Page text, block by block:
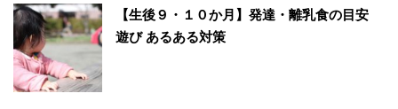
【生後９・１０か月】発達・離乳食の目安
遊び あるある対策